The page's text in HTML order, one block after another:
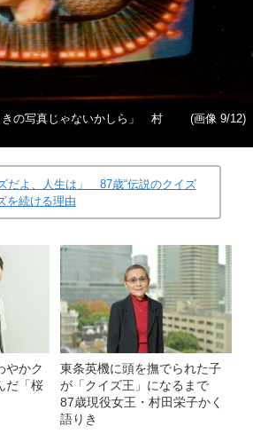
きの写真じゃないかしら」 村
(画像 9/12)
だよ、人生は」 87歳“伝説のクイズ
を続ける理由
やかク
だ「桜
東条英機に頭を撫でられた子
が「クイズ王」になるまで
87歳現役女王・村田栄子かく
語りき